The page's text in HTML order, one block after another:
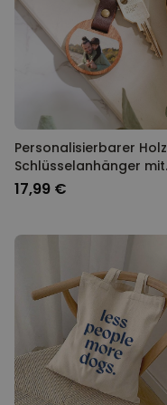
Personalisierbarer Holz
Schlüsselanhänger mit
Foto
17,99 €